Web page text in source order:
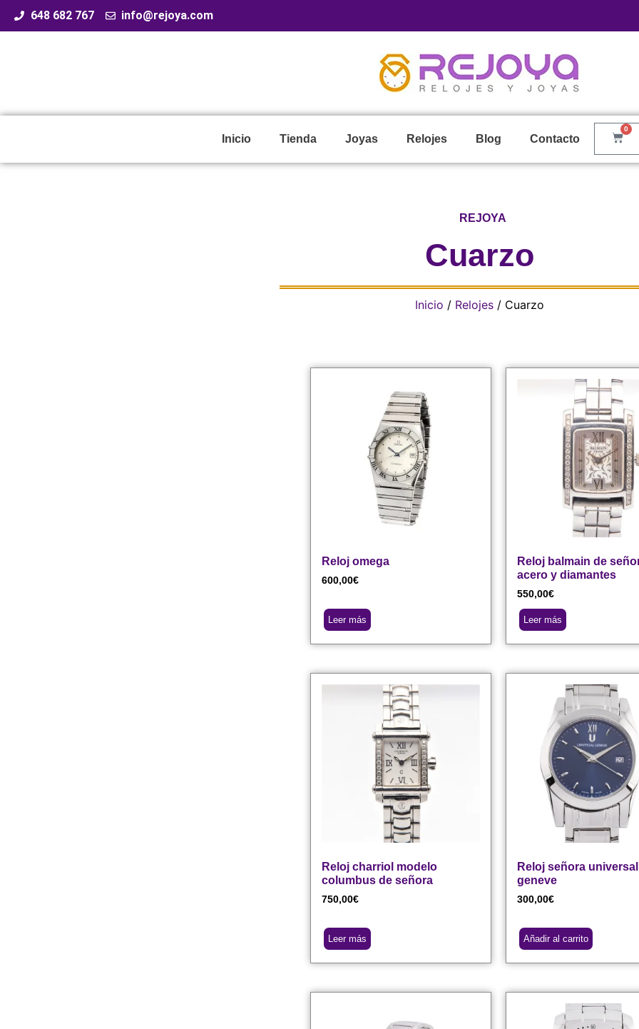
648 682 767 info@rejoya.com
Inicio Tienda Joyas Relojes Blog Contacto
0
REJOYA
Cuarzo
Inicio / Relojes/ Cuarzo
Reloj omega
600,00€
Leer más
Reloj balmain de
acero y diamantes
550,00€
Leer más
Reloj charriol modelo
columbus de señora
750,00€
Leer más
Reloj señora universal
geneve
300,00€
Añadir al carrito